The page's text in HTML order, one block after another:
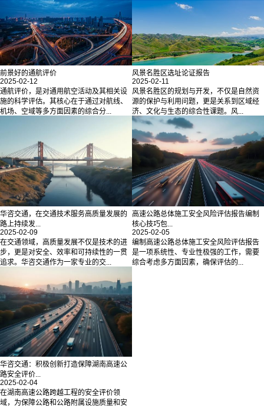
前景好的通航评价
2025-02-12
通航评价，是对通用航空活动及其相关设
施的科学评估。其核心在于通过对航线、
机场、空域等多方面因素的综合分...
风景名胜区选址论证报告
2025-02-11
风景名胜区的规划与开发，不仅是自然资
源的保护与利用问题，更是关系到区域经
济、文化与生态的综合性课题。风...
华咨交通，在交通技术服务高质量发展的
路上持续发...
2025-02-09
在交通领域，高质量发展不仅是技术的进
步，更是对安全、效率和可持续性的一贯
追求。华咨交通作为一家专业的交...
高速公路总体施工安全风险评估报告编制
核心技巧包...
2025-02-05
编制高速公路总体施工安全风险评估报告
是一项系统性、专业性极强的工作，需要
综合考虑多方面因素，确保评估的...
华咨交通：积极创新打造保障湖南高速公
路安全评价...
2025-02-04
在湖南高速公路跨越工程的安全评价领
域，为保障公路和公路附属设施质量和安